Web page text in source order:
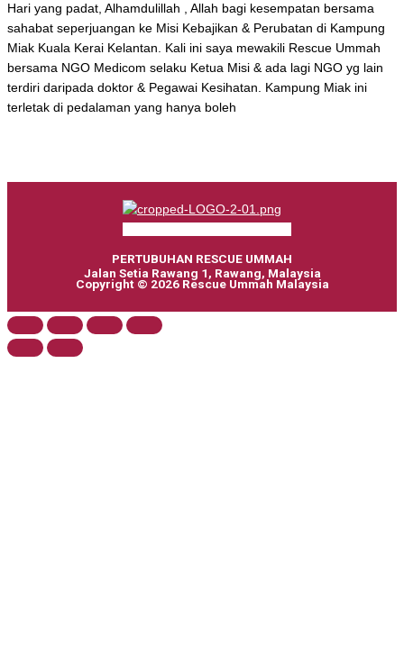
Hari yang padat, Alhamdulillah , Allah bagi kesempatan bersama
sahabat seperjuangan ke Misi Kebajikan & Perubatan di Kampung
Miak Kuala Kerai Kelantan. Kali ini saya mewakili Rescue Ummah
bersama NGO Medicom selaku Ketua Misi & ada lagi NGO yg lain
terdiri daripada doktor & Pegawai Kesihatan. Kampung Miak ini
terletak di pedalaman yang hanya boleh
PERTUBUHAN RESCUE UMMAH
Jalan Setia Rawang 1, Rawang, Malaysia
Copyright © 2026 Rescue Ummah Malaysia